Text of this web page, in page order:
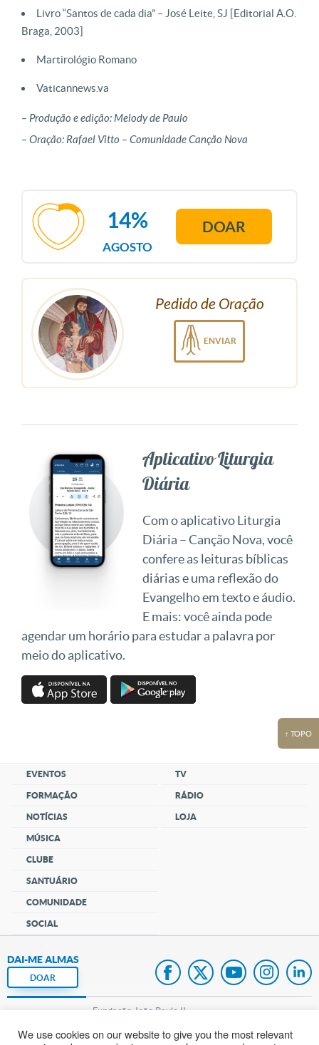
Livro “Santos de cada dia” – José Leite, SJ [Editorial A.O.
Braga, 2003]
Martirológio Romano
Vaticannews.va
– Produção e edição: Melody de Paulo
– Oração: Rafael Vitto – Comunidade Canção Nova
AGOSTO
14% DOAR
Pedido de Oração
ENVIAR
Aplicativo Liturgia
Diária
Com o aplicativo Liturgia
Diária – Canção Nova, você
confere as leituras bíblicas
diárias e uma reflexão do
Evangelho em texto e áudio.
E mais: você ainda pode
agendar um horário para estudar a palavra por
meio do aplicativo.
↑ TOPO
EVENTOS
FORMAÇÃO
NOTÍCIAS
MÚSICA
CLUBE
SANTUÁRIO
COMUNIDADE
SOCIAL
TV
RÁDIO
LOJA
DAI-ME ALMAS
DOAR
Fundação João Paulo II
Pedido de Oração
We use cookies on our website to give you the most relevant